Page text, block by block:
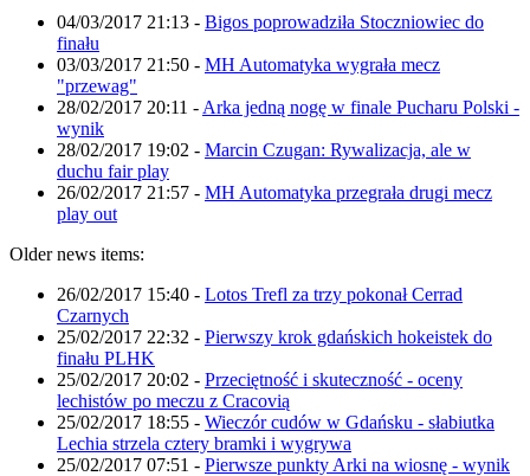
04/03/2017 21:13 - Bigos poprowadziła Stoczniowiec do
finału
03/03/2017 21:50 - MH Automatyka wygrała mecz
"przewag"
28/02/2017 20:11 - Arka jedną nogę w finale Pucharu Polski -
wynik
28/02/2017 19:02 - Marcin Czugan: Rywalizacja, ale w
duchu fair play
26/02/2017 21:57 - MH Automatyka przegrała drugi mecz
play out
Older news items:
26/02/2017 15:40 - Lotos Trefl za trzy pokonał Cerrad
Czarnych
25/02/2017 22:32 - Pierwszy krok gdańskich hokeistek do
finału PLHK
25/02/2017 20:02 - Przeciętność i skuteczność - oceny
lechistów po meczu z Cracovią
25/02/2017 18:55 - Wieczór cudów w Gdańsku - słabiutka
Lechia strzela cztery bramki i wygrywa
25/02/2017 07:51 - Pierwsze punkty Arki na wiosnę - wynik